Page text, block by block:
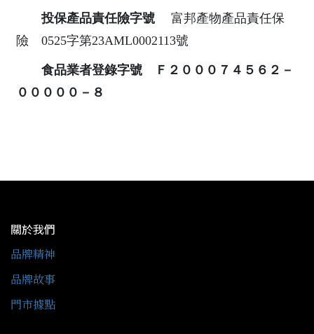
投保產品責任險字號 富邦產物產品責任保
險 0525字第23AML0002113號
食品業者登錄字號 Ｆ２０００７４５６２－
０００００－８
關於我們
品牌精神
品牌故事
門市據點